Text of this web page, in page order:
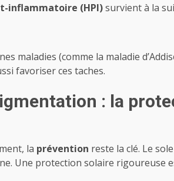
inflammatoire (HPI)survient à la
maladies (comme la maladie
favoriser ces taches.
: la
la prévention reste la clé. Le
Une protection solaire rigoureuse